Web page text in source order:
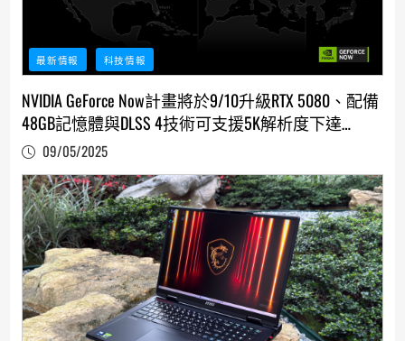
最新情報 科技情報
NVIDIA GeForce Now計畫將於9/10升級RTX 5080、配備
48GB記憶體與DLSS 4技術可支援5K解析度下達
120FPS09/05/2025